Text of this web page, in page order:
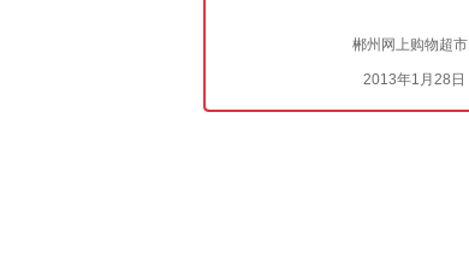
郴州网上购物超市
2013年1月28日